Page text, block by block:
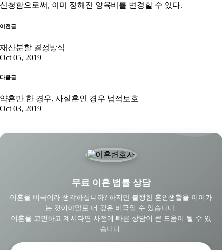
신청함으로써, 이미 정해진 양육비를 변경할 수 있다.
이전글
재산분할 결정방식
Oct 05, 2019
다음글
약혼만 한 경우, 사실혼인 경우 법적보호
Oct 03, 2019
무료 이혼 법률 상담
이혼을 비극이라 생각하십니까? 하지만 불행한 혼인생활을 이어가
는 것이야말로 더 깊은 비극일 수 있습니다.
이혼을 고민하고 계시다면 사전에 빠른 상담이 큰 도움이 될 수 있
습니다.